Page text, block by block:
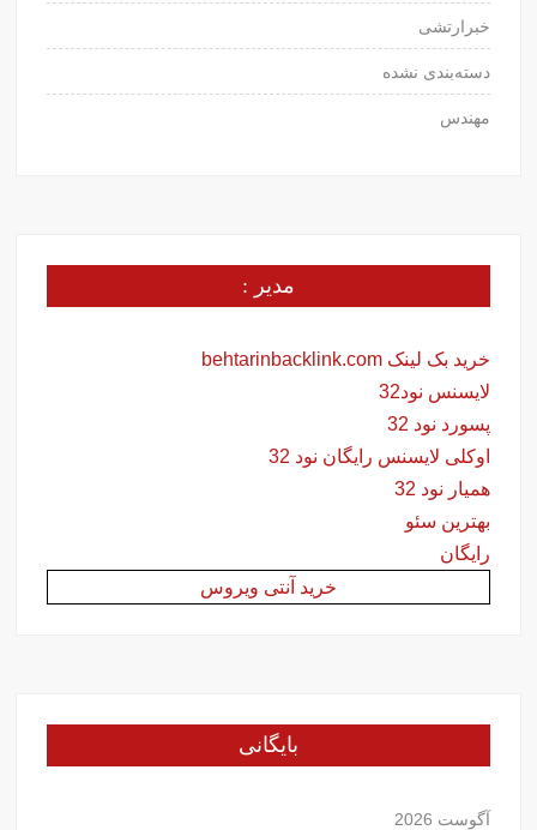
خبرارتشی
دسته‌بندی نشده
مهندس
مدیر :
خرید بک لینک behtarinbacklink.com
لایسنس نود32
پسورد نود 32
اوکلی لایسنس رایگان نود 32
همیار نود 32
بهترین سئو
رایگان
خرید آنتی ویروس
بایگانی
آگوست 2026